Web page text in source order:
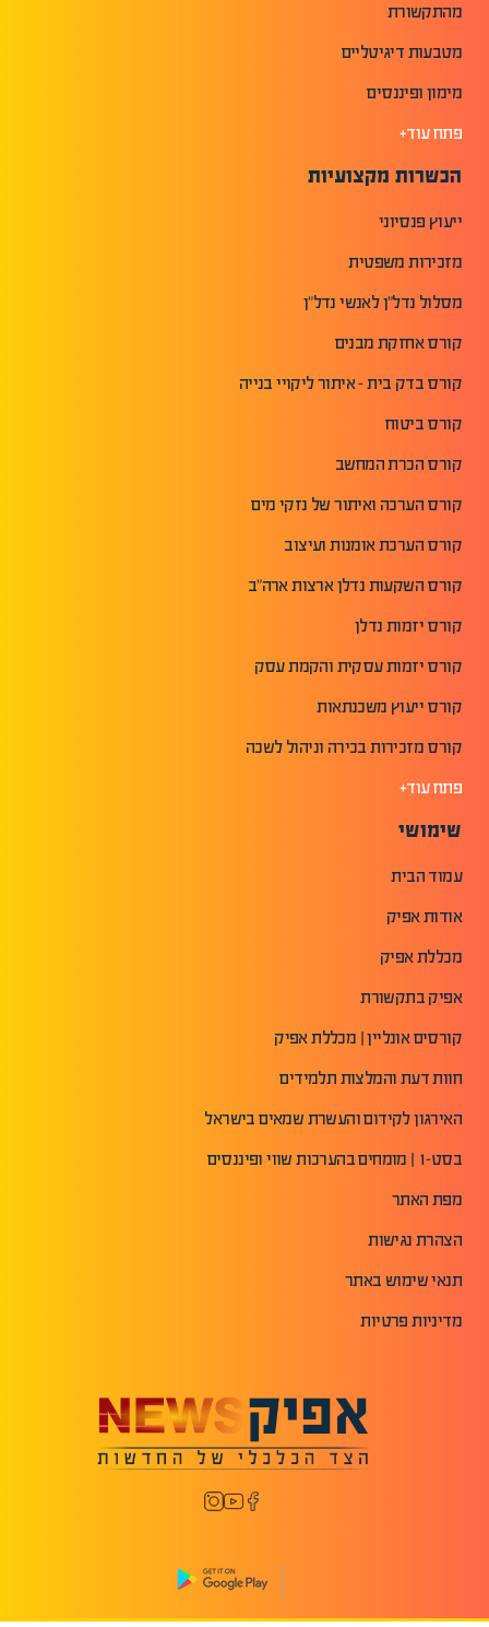
מהתקשורת
מטבעות דיגיטליים
מימון ופיננסים
פתח עוד+
הכשרות מקצועיות
ייעוץ פנסיוני
מזכירות משפטית
מסלול נדל"ן לאנשי נדל"ן
קורס אחזקת מבנים
קורס בדק בית - איתור ליקויי בנייה
קורס ביטוח
קורס הכרת המחשב
קורס הערכה ואיתור של נזקי מים
קורס הערכת אומנות ועיצוב
קורס השקעות נדלן ארצות ארה"ב
קורס יזמות נדלן
קורס יזמות עסקית והקמת עסק
קורס ייעוץ משכנתאות
קורס מזכירות בכירה וניהול לשכה
פתח עוד+
שימושי
עמוד הבית
אודות אפיק
מכללת אפיק
אפיק בתקשורת
קורסים אונליין | מכללת אפיק
חוות דעת והמלצות תלמידים
האירגון לקידום והעשרת שמאים בישראל
בסט-1 | מומחים בהערכות שווי ופיננסים
מפת האתר
הצהרת נגישות
תנאי שימוש באתר
מדיניות פרטיות